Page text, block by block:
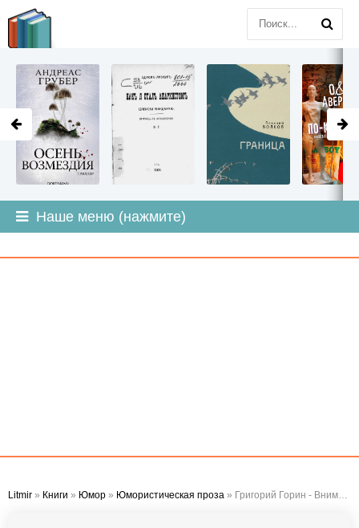
Наше меню (нажмите)
Litmir » Книги » Юмор » Юмористическая проза » Григорий Горин - Внимание! Вы забыли набрать цифру «два»...
LITMIR.ORG